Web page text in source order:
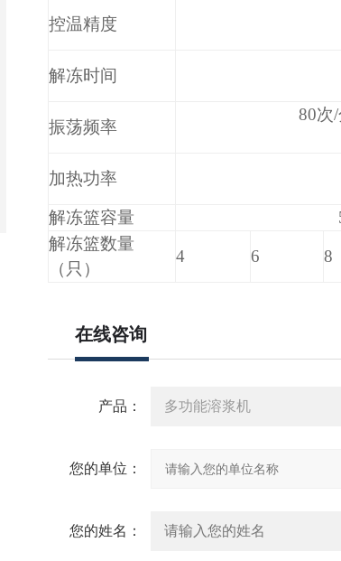
控温精度
解冻时间
振荡频率
80次
加热功率
解冻篮容量
解冻篮数量
（只）
4 6 8
在线咨询
产品：
您的单位：
您的姓名：